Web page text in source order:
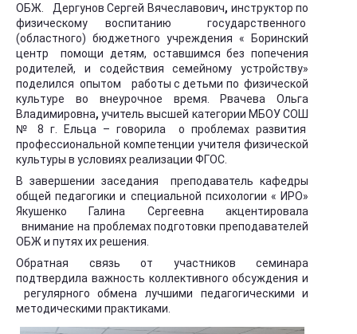
ОБЖ.
Дергунов Сергей Вячеславович, инструктор по
физическому воспитанию государственного
(областного) бюджетного учреждения « Боринский
центр помощи детям, оставшимся без попечения
родителей, и содействия семейному устройству»
поделился опытом работы с детьми по физической
культуре во внеурочное время. Рвачева Ольга
Владимировна, учитель высшей категории МБОУ СОШ
№ 8 г. Ельца – говорила о проблемах развития
профессиональной компетенции учителя физической
культуры в условиях реализации ФГОС.
В завершении заседания преподаватель кафедры
общей педагогики и специальной психологии « ИРО»
Якушенко Галина Сергеевна акцентировала
внимание на проблемах подготовки преподавателей
ОБЖ и путях их решения.
Обратная связь от участников семинара
подтвердила важность коллективного обсуждения и
регулярного обмена лучшими педагогическими и
методическими практиками.